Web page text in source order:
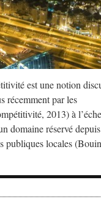
est une notion
récemment par les
2013) à
domaine réservé
publiques locales